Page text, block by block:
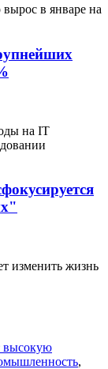
в январе на
на IT
изменить жизнь
высокую
,